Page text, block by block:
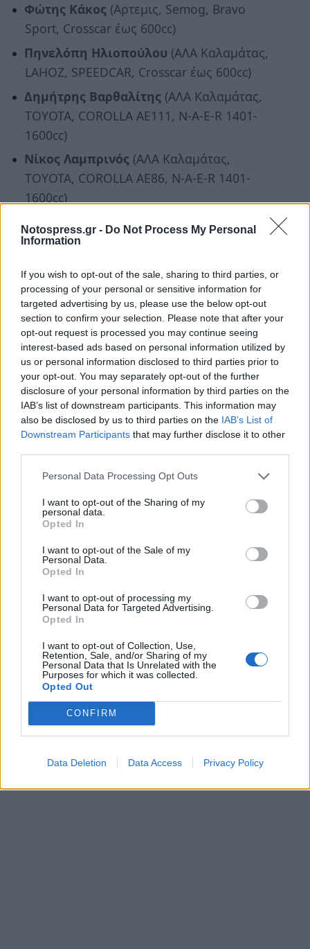
Notospress.gr - Do Not Process My Personal
Information
If you wish to opt-out of the sale, sharing to third parties, or
processing of your personal or sensitive information for
targeted advertising by us, please use the below opt-out
section to confirm your selection. Please note that after your
opt-out request is processed you may continue seeing
interest-based ads based on personal information utilized by
us or personal information disclosed to third parties prior to
your opt-out. You may separately opt-out of the further
disclosure of your personal information by third parties on the
IAB’s list of downstream participants. This information may
also be disclosed by us to third parties on the IAB’s List of
Downstream Participants that may further disclose it to other
Personal Data Processing Opt Outs
I want to opt-out of the Sharing of my
personal data.
Opted In
I want to opt-out of the Sale of my
Personal Data.
Opted In
I want to opt-out of processing my
Personal Data for Targeted Advertising.
Opted In
I want to opt-out of Collection, Use,
Retention, Sale, and/or Sharing of my
Personal Data that Is Unrelated with the
Purposes for which it was collected.
Opted Out
CONFIRM
Data Deletion Data Access Privacy Policy
Φώτης Κάκος(Αρτεμις, Semog, Bravo
Sport, Crosscar έως 600cc)
Πηνελόπη Ηλιοπούλου (ΑΛΑ Καλαμάτας,
LAHOZ, SPEEDCAR, Crosscar έως 600cc)
Δημήτρης Βαρθαλίτης (ΑΛΑ Καλαμάτας,
TOYOTA, COROLLA AE111, N-A-E-R 1401-
1600cc)
Νίκος Λαμπρινός(ΑΛΑ Καλαμάτας,
TOYOTA, COROLLA AE86, N-A-E-R 1401-
1600cc)
Κώστας Μαχαίρας (ΑΛΑ Καλαμάτας,
CITROEN, SAXO, N-A-E-R 1401-1600cc)
VOLKSWAGEN, POLO, N-A-E-R 1401-1600cc)
Πάτροκλος Κάνσος (ΑΣΙΣΑ, BMW, 320Ι Ε21,
Ιστορικά 1601-2000cc)
Παναγιώτης Αγγελής(ΑΛΑ Καλαμάτας,
FORD, ESCORT MK2, N-A-E-R 1601-2000cc)
Αρχοντας(ΑΛΑ Καλαμάτας, MITSUBISHI,
LANCER, N-A-E-R 2001+cc)
Γιάννης Πολυχρονόπουλος(ΑΛΑ
Καλαμάτας, LANCIA, DELTA HF, N-A-E-R
2001+cc)
Ακολουθήστε τοnotospress.gr στο Google News και
μάθετε πρώτοι